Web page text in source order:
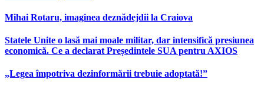
Mihai Rotaru, imaginea deznădejdii la Craiova
Statele Unite o lasă mai moale militar, dar intensifică presiunea
economică. Ce a declarat Președintele SUA pentru AXIOS
„Legea împotriva dezinformării trebuie adoptată!”